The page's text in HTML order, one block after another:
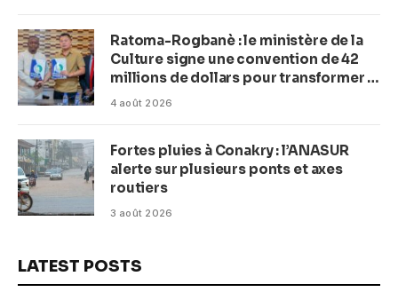
Ratoma-Rogbanè : le ministère de la
Culture signe une convention de 42
millions de dollars pour transformer la
plage en complexe balnéaire
4 août 2026
Fortes pluies à Conakry : l’ANASUR
alerte sur plusieurs ponts et axes
routiers
3 août 2026
LATEST POSTS